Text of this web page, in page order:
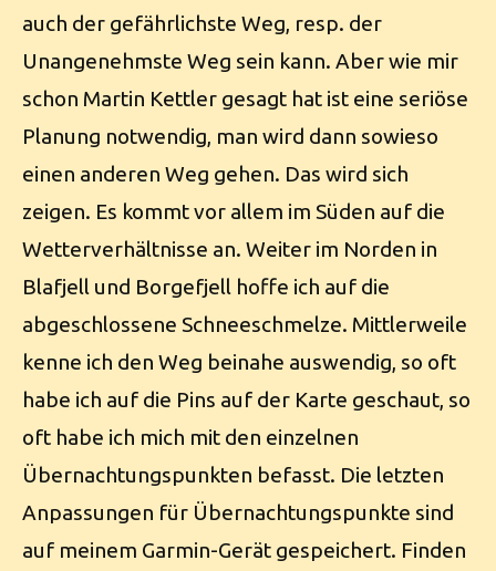
auch der gefährlichste Weg, resp. der
Unangenehmste Weg sein kann. Aber wie mir
schon Martin Kettler gesagt hat ist eine seriöse
Planung notwendig, man wird dann sowieso
einen anderen Weg gehen. Das wird sich
zeigen. Es kommt vor allem im Süden auf die
Wetterverhältnisse an. Weiter im Norden in
Blafjell und Borgefjell hoffe ich auf die
abgeschlossene Schneeschmelze. Mittlerweile
kenne ich den Weg beinahe auswendig, so oft
habe ich auf die Pins auf der Karte geschaut, so
oft habe ich mich mit den einzelnen
Übernachtungspunkten befasst. Die letzten
Anpassungen für Übernachtungspunkte sind
auf meinem Garmin-Gerät gespeichert. Finden